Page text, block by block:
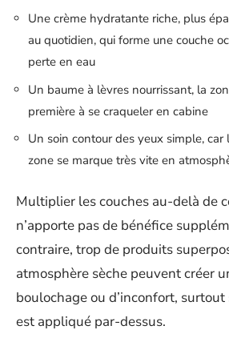
Une crème hydratante riche, plus
au quotidien, qui forme une couche
perte en eau
Un baume à lèvres nourrissant, la
première à se craqueler en cabine
Un soin contour des yeux simple,
zone se marque très vite en
Multiplier les couches au-delà de
n’apporte pas de bénéfice
contraire, trop de produits
atmosphère sèche peuvent créer
boulochage ou d’inconfort,
est appliqué par-dessus.